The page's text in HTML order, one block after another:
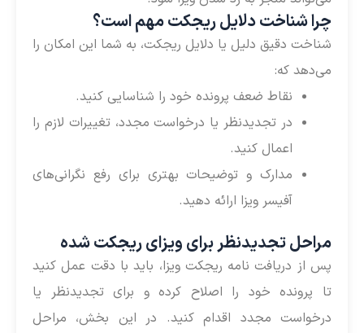
چرا شناخت دلایل ریجکت مهم است؟
شناخت دقیق دلیل یا دلایل ریجکت، به شما این امکان را
می‌دهد که:
نقاط ضعف پرونده خود را شناسایی کنید.
در تجدیدنظر یا درخواست مجدد، تغییرات لازم را
اعمال کنید.
مدارک و توضیحات بهتری برای رفع نگرانی‌های
آفیسر ویزا ارائه دهید.
مراحل تجدیدنظر برای ویزای ریجکت شده
پس از دریافت نامه ریجکت ویزا، باید با دقت عمل کنید
تا پرونده خود را اصلاح کرده و برای تجدیدنظر یا
درخواست مجدد اقدام کنید. در این بخش، مراحل